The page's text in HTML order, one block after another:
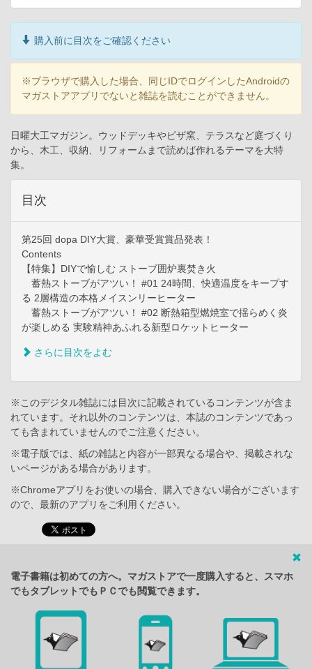
購入前に目次をご確認ください
※ブラウザで購入した場合、同じIDでログインしたAndroidの
マガストアアプリでないと雑誌を読むことができません。
日曜大工マガジン。ウッドデッキやピザ窯、テラスなど庭づくり
から、木工、収納、リフォームまで読めば作れるテーマを大特
集。
目次
第25回 dopa DIY大賞、豪華受賞賞品発表！
Contents
【特集】DIYで愉しむ ストーブ囲炉裏焚き火
蓄熱ストーブがアツい！ #01 24時間、快適温度をキープす
る 2層構造の本格メイスンリーヒーター
蓄熱ストーブがアツい！ #02 断熱箱型燃焼室で揺らめく炎
が楽しめる 実験精神あふれる新型ロケットヒーター
さらに目次をよむ
※このデジタル雑誌には目次に記載されているコンテンツが含ま
れています。それ以外のコンテンツは、本誌のコンテンツであっ
ても含まれていませんのでご注意ください。
※電子版では、紙の雑誌と内容が一部異なる場合や、掲載されな
いページがある場合があります。
※Chromeアプリをお使いの場合、購入できない場合がございます
ので、最新のアプリをご利用ください。
電子書籍は初めての方へ。マガストアで一度購入すると、スマホ
でもタブレットでもＰＣでも閲覧できます。